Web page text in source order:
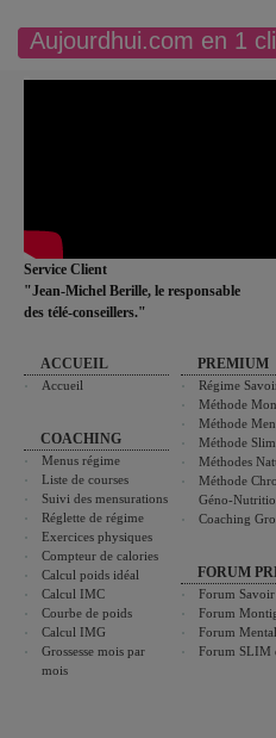
Aujourdhui.com en 1
Service Client
"Jean-Michel Berille, le responsable
des télé-conseillers."
ACCUEIL
Accueil
COACHING
Menus régime
Liste de courses
Suivi des mensurations
Réglette de régime
Exercices physiques
Compteur de calories
Calcul poids idéal
Calcul IMC
Courbe de poids
Calcul IMG
Grossesse mois par
mois
PREMIUM
Régime
Méthode
Méthode
Méthode
Méthodes
Méthode
Géno-
Coaching
FORUM
Forum
Forum
Forum
Forum SLIM